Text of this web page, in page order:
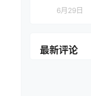
高清转存
6月29日
最新评论